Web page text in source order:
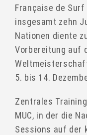
Française de
insgesamt zehn
Nationen diente
Vorbereitung auf
5. bis 14.
Zentrales
MUC, in der die
Sessions auf der